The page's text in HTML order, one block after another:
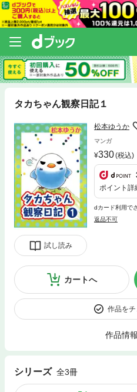
タカちゃん観察日記１
試し読み
松本ゆうか
マンガ
330(税込)
ポイント詳
dカード利用で
返品不可
カートへ
作品を
作品情
シリーズ 全3冊